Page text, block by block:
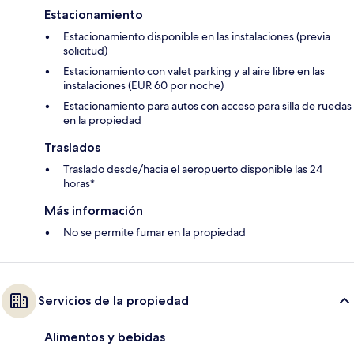
Estacionamiento
Estacionamiento disponible en las instalaciones (previa
solicitud)
Estacionamiento con valet parking y al aire libre en las
instalaciones (EUR 60 por noche)
Estacionamiento para autos con acceso para silla de ruedas
en la propiedad
Traslados
Traslado desde/hacia el aeropuerto disponible las 24
horas*
Más información
No se permite fumar en la propiedad
Servicios de la propiedad
Alimentos y bebidas